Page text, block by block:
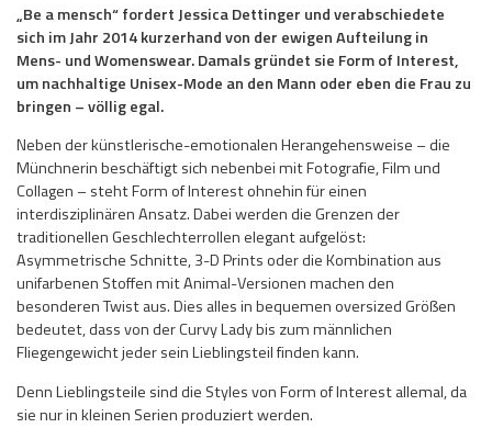
„Be a mensch“ fordert Jessica Dettinger und verabschiedete
sich im Jahr 2014 kurzerhand von der ewigen Aufteilung in
Mens- und Womenswear. Damals gründet sie Form of Interest,
um nachhaltige Unisex-Mode an den Mann oder eben die Frau zu
bringen – völlig egal.
Neben der künstlerische-emotionalen Herangehensweise – die
Münchnerin beschäftigt sich nebenbei mit Fotografie, Film und
Collagen – steht Form of Interest ohnehin für einen
interdisziplinären Ansatz. Dabei werden die Grenzen der
traditionellen Geschlechterrollen elegant aufgelöst:
Asymmetrische Schnitte, 3-D Prints oder die Kombination aus
unifarbenen Stoffen mit Animal-Versionen machen den
besonderen Twist aus. Dies alles in bequemen oversized Größen
bedeutet, dass von der Curvy Lady bis zum männlichen
Fliegengewicht jeder sein Lieblingsteil finden kann.
Denn Lieblingsteile sind die Styles von Form of Interest allemal, da
sie nur in kleinen Serien produziert werden.